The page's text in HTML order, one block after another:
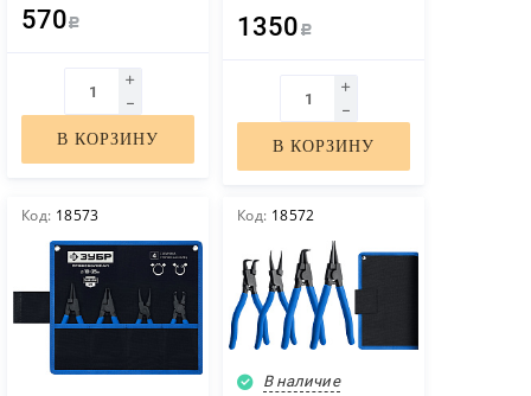
570 Р
В КОРЗИНУ
1350 Р
В КОРЗИНУ
Код: 18573 Код: 18572
В наличие